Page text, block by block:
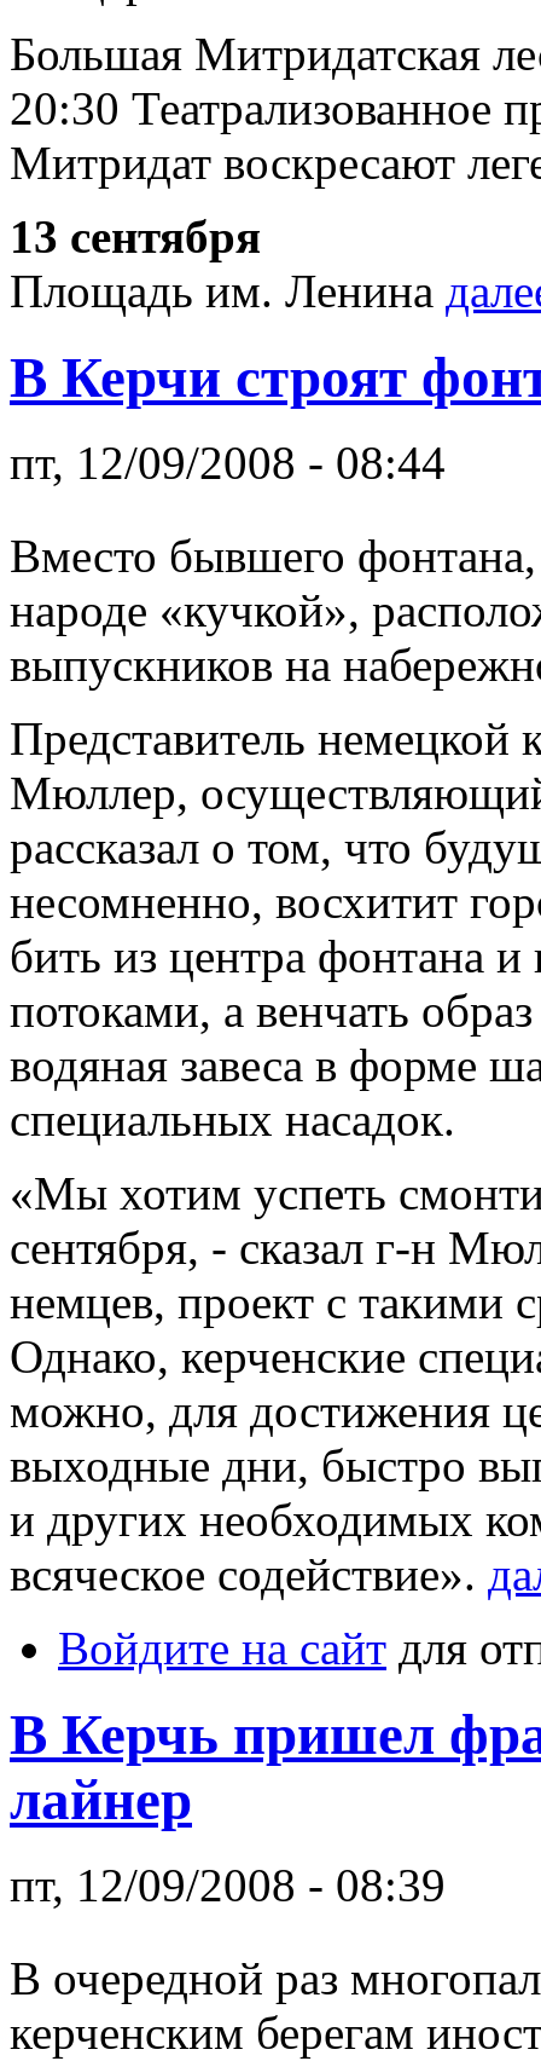
Большая Митридатская
20:30 Театрализованное
Митридат воскресают
13 сентября
Площадь им. Ленина
В Керчи строят
пт, 12/09/2008 - 08:44
Вместо бывшего
народе «кучкой»,
выпускников на
Представитель немецкой
Мюллер,
рассказал о том, что
несомненно, восхитит
бить из центра фонтана
потоками, а венчать
водяная завеса в форме
специальных насадок.
«Мы хотим успеть
сентября, - сказал г-н
немцев, проект с такими
Однако, керченские
можно, для достижения
выходные дни, быстро
и других необходимых
всяческое содействие».
Войдите на сайт для
В Керчь пришел
лайнер
пт, 12/09/2008 - 08:39
В очередной раз
керченским берегам